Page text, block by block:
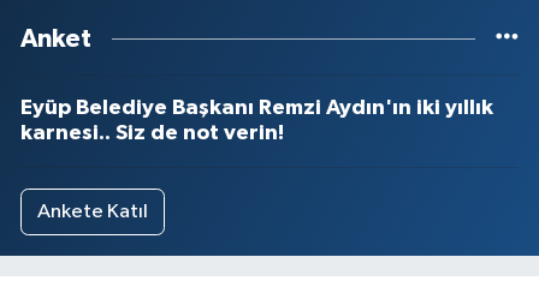
Anket
Eyüp Belediye Başkanı Remzi Aydın'ın iki yıllık
karnesi.. Siz de not verin!
Ankete Katıl